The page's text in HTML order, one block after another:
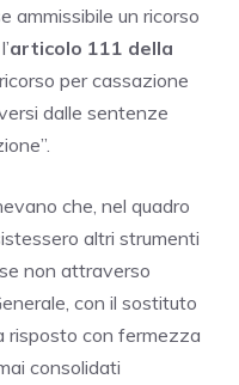
ammissibile un ricorso
articolo 111 della
per cassazione
dalle sentenze
che, nel quadro
altri strumenti
non attraverso
con il sostituto
risposto con fermezza
consolidati